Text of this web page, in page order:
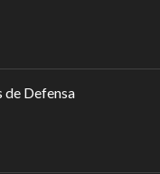
de Defensa